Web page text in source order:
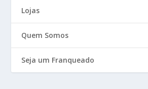
Lojas
Quem Somos
Seja um Franqueado